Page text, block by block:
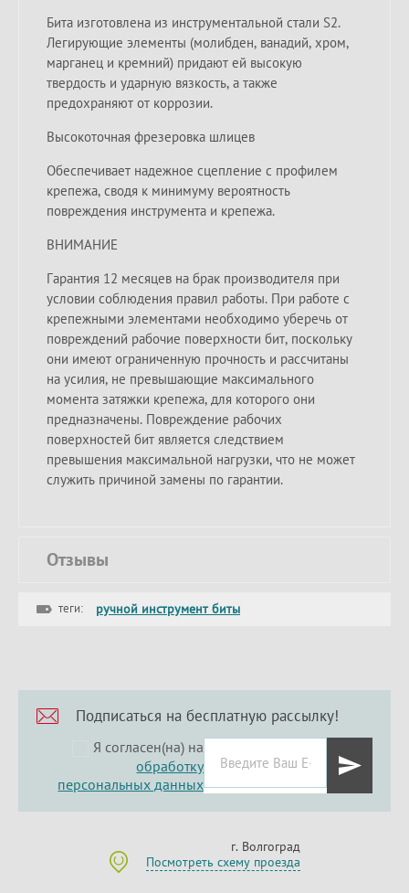
Бита изготовлена из инструментальной стали S2.
Легирующие элементы (молибден, ванадий, хром,
марганец и кремний) придают ей высокую
твердость и ударную вязкость, а также
предохраняют от коррозии.
Высокоточная фрезеровка шлицев
Обеспечивает надежное сцепление с профилем
крепежа, сводя к минимуму вероятность
повреждения инструмента и крепежа.
ВНИМАНИЕ
Гарантия 12 месяцев на брак производителя при
условии соблюдения правил работы. При работе с
крепежными элементами необходимо уберечь от
повреждений рабочие поверхности бит, поскольку
они имеют ограниченную прочность и рассчитаны
на усилия, не превышающие максимального
момента затяжки крепежа, для которого они
предназначены. Повреждение рабочих
поверхностей бит является следствием
превышения максимальной нагрузки, что не может
служить причиной замены по гарантии.
Отзывы
теги: ручной инструмент биты
Подписаться на бесплатную рассылку!
Я согласен(на) на
обработку
персональных данных
г. Волгоград
Посмотреть схему проезда